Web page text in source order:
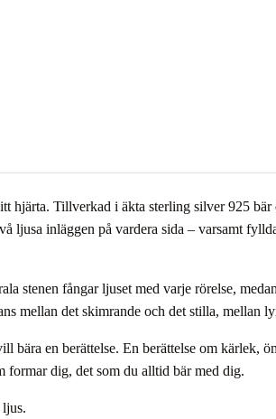
hjärta. Tillverkad i äkta sterling silver 925
ljusa inläggen på vardera sida – varsamt
stenen fångar ljuset med varje rörelse,
mellan det skimrande och det stilla, mellan
en berättelse. En berättelse om kärlek,
formar dig, det som du alltid bär med dig.